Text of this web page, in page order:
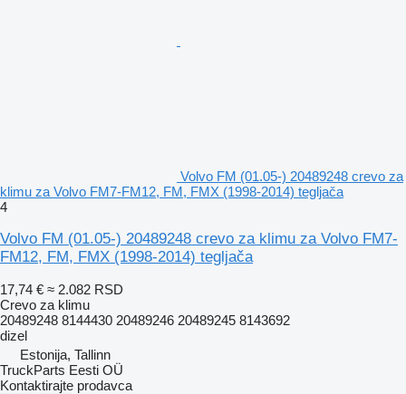
Volvo FM (01.05-) 20489248 crevo za
klimu za Volvo FM7-FM12, FM, FMX (1998-2014) tegljača
4
Volvo FM (01.05-) 20489248 crevo za klimu za Volvo FM7-
FM12, FM, FMX (1998-2014) tegljača
17,74 € ≈ 2.082 RSD
Crevo za klimu
20489248 8144430 20489246 20489245 8143692
dizel
Estonija, Tallinn
TruckParts Eesti OÜ
Kontaktirajte prodavca